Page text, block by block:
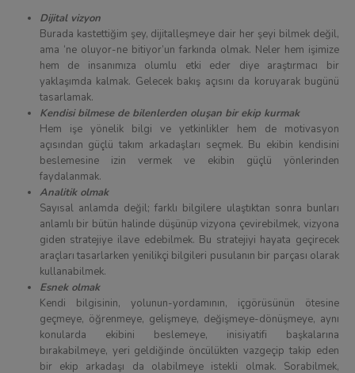
Dijital vizyon
Burada kastettiğim şey, dijitalleşmeye dair her şeyi bilmek değil,
ama ‘ne oluyor-ne bitiyor’un farkında olmak. Neler hem işimize
hem de insanımıza olumlu etki eder diye araştırmacı bir
yaklaşımda kalmak. Gelecek bakış açısını da koruyarak bugünü
tasarlamak.
Kendisi bilmese de bilenlerden oluşan bir ekip kurmak
Hem işe yönelik bilgi ve yetkinlikler hem de motivasyon
açısından güçlü takım arkadaşları seçmek. Bu ekibin kendisini
beslemesine izin vermek ve ekibin güçlü yönlerinden
faydalanmak.
Analitik olmak
Sayısal anlamda değil; farklı bilgilere ulaştıktan sonra bunları
anlamlı bir bütün halinde düşünüp vizyona çevirebilmek, vizyona
giden stratejiye ilave edebilmek. Bu stratejiyi hayata geçirecek
araçları tasarlarken yenilikçi bilgileri pusulanın bir parçası olarak
kullanabilmek.
Esnek olmak
Kendi bilgisinin, yolunun-yordamının, içgörüsünün ötesine
geçmeye, öğrenmeye, gelişmeye, değişmeye-dönüşmeye, aynı
konularda ekibini beslemeye, inisiyatifi başkalarına
bırakabilmeye, yeri geldiğinde öncülükten vazgeçip takip eden
bir ekip arkadaşı da olabilmeye istekli olmak. Sorabilmek,